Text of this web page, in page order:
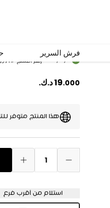
فرش السرير
رقم المنتج #
19.000 د.ك.
هذا المنتج متوفر
1
استلام من أقرب فرع